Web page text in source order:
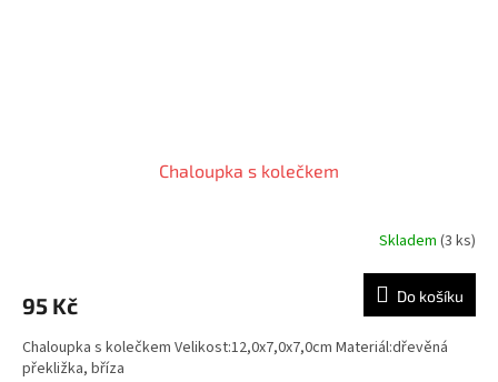
Chaloupka s kolečkem
Skladem (3 ks)
95 Kč Do košíku
Chaloupka s kolečkem Velikost:12,0x7,0x7,0cm Materiál:dřevěná
překližka, bříza